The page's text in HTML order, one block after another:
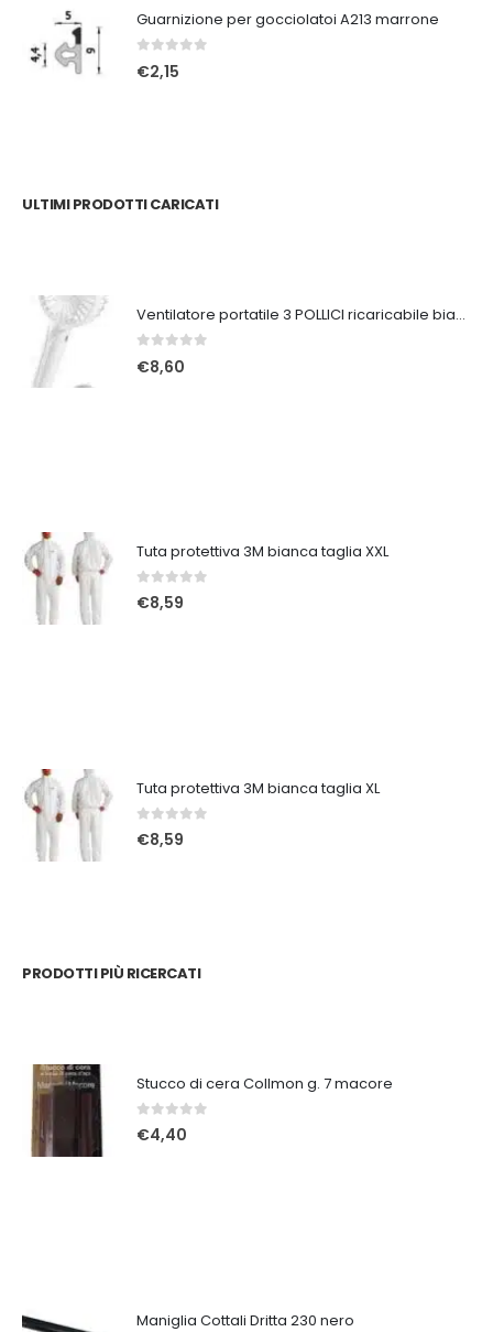
Guarnizione per gocciolatoi A213 marrone
Su 5
€2,15
ULTIMI PRODOTTI CARICATI
Ventilatore portatile 3 POLLICI ricaricabile bianco
Su 5
€8,60
Tuta protettiva 3M bianca taglia XXL
0Su 5
€8,59
Tuta protettiva 3M bianca taglia XL
0Su 5
€8,59
PRODOTTI PIÙ RICERCATI
Stucco di cera Collmon g. 7 macore
0Su 5
€4,40
Maniglia Cottali Dritta 230 nero